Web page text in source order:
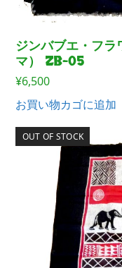
ジンバブエ・フ
マ） ZB-05
¥6,500
お買い物カゴに追加
OUT OF STOCK